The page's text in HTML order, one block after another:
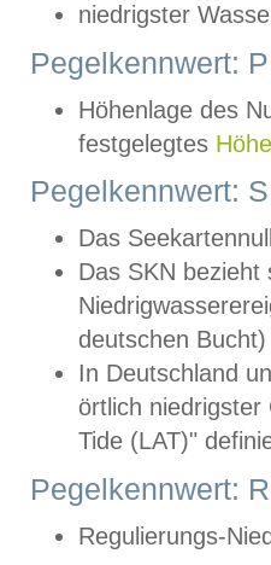
niedrigster
Pegelkennwert:
Höhenlage des
festgelegtes
Pegelkennwert:
Das
Das SKN
deutschen
In Deutschland
örtlich
Tide (LAT)"
Pegelkennwert:
Regulierungs-